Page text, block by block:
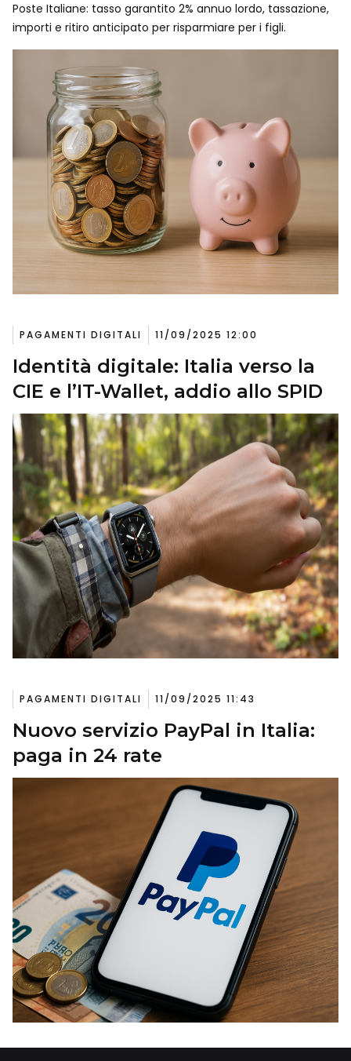
Poste Italiane: tasso garantito 2% annuo lordo, tassazione,
importi e ritiro anticipato per risparmiare per i figli.
PAGAMENTI DIGITALI 11/09/2025 12:00
Identità digitale: Italia verso la
CIE e l’IT-Wallet, addio allo SPID
PAGAMENTI DIGITALI 11/09/2025 11:43
Nuovo servizio PayPal in Italia:
paga in 24 rate